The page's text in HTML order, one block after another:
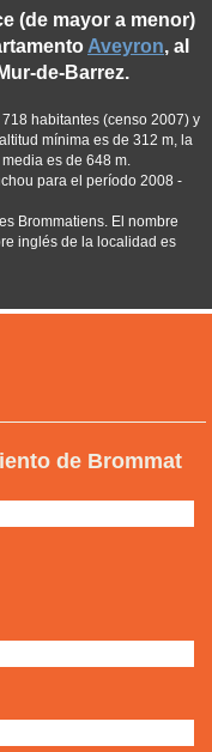
de Brommat
(de mayor a menor)
Aveyron, al
de-Barrez.
habitantes (censo 2007) y
mínima es de 312 m, la
es de 648 m.
para el período 2008 -
Brommatiens. El nombre
inglés de la localidad es